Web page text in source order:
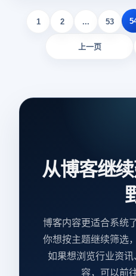
上一页
1 2 ... 53
从博客继
博客内容更适合系统
你想按主题继续筛选
如果想浏览行业资
容，可以前